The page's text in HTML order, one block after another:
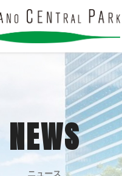
NEWS
ニュース